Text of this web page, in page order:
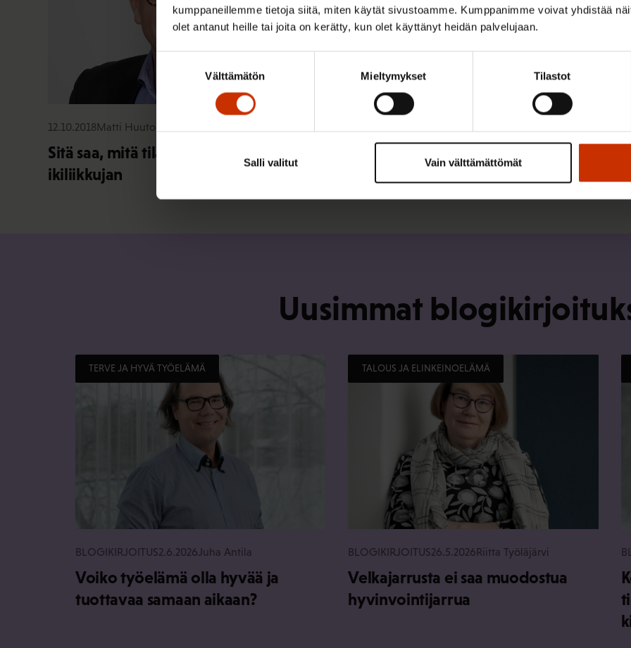
kumppaneillemme tietoja siitä, miten käytät sivustoamme. Kumppanimme voivat yhdistää
olet antanut heille tai joita on kerätty, kun olet käyttänyt heidän palvelujaan.
Välttämätön Mieltymykset Tilastot
Vain välttämättömät
Salli valitut
12.10.2018Matti Huutola
Sitä saa, mitä tilaa – Sipilän hallitus loi
ikiliikkujan
Uusimmat
TERVE JA HYVÄ TYÖELÄMÄ
BLOGIKIRJOITUS2.6.2026 Juha Antila
Voiko työelämä olla hyvää ja
tuottavaa samaan aikaan?
TALOUS JA ELINKEINOELÄMÄ
BLOGIKIRJOITUS26.5.2026Riitta Työläjärvi
Velkajarrusta ei saa muodostua
hyvinvointijarrua